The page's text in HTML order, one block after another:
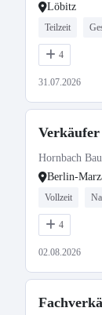
Löbitz
Teilzeit
4
31.07.2026
Hornbach
Berlin-
Vollzeit
4
02.08.2026